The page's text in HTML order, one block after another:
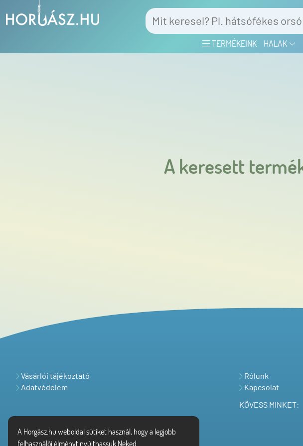
A Horgász.hu weboldal sütiket használ, hogy a legjobb
felhasználói élményt nyújthassuk Neked.
TERMÉKEINK HALAK
A keresett
Vásárlói tájékoztató
Adatvédelem
Rólunk
Kapcsolat
KÖVESS MINKET: